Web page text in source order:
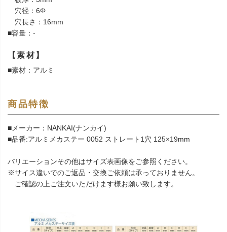
穴径：6Φ
穴長さ：16mm
■容量：-
【素材】
■素材：アルミ
商品特徴
■メーカー：NANKAI(ナンカイ)
■品番:アルミメカステー 0052 ストレート1穴 125×19mm
バリエーションその他はサイズ表画像をご参照ください。
※サイス違いでのご返品・交換ご依頼は承っておりません。
ご確認の上ご注文いただけます様お願い致します。